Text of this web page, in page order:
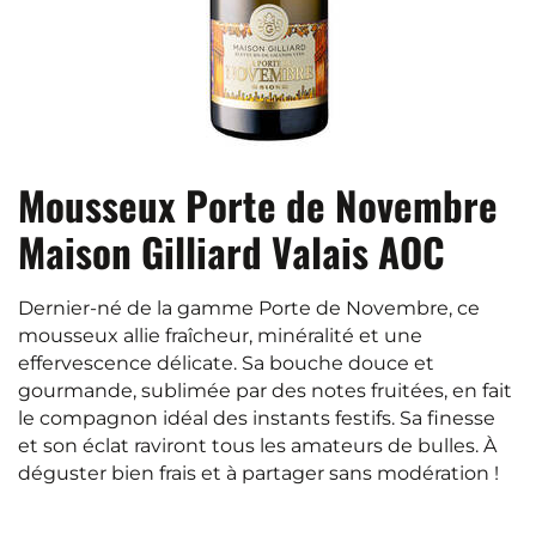
Mousseux Porte de Novembre
Maison Gilliard Valais AOC
Dernier-né de la gamme Porte de Novembre, ce
mousseux allie fraîcheur, minéralité et une
effervescence délicate. Sa bouche douce et
gourmande, sublimée par des notes fruitées, en fait
le compagnon idéal des instants festifs. Sa finesse
et son éclat raviront tous les amateurs de bulles. À
déguster bien frais et à partager sans modération !